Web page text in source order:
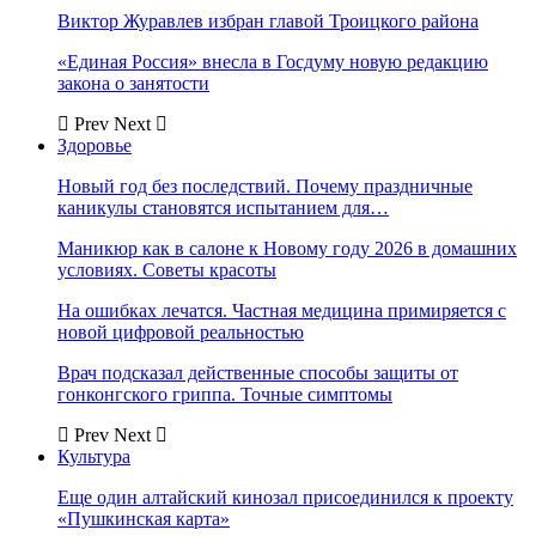
Виктор Журавлев избран главой Троицкого района
«Единая Россия» внесла в Госдуму новую редакцию
закона о занятости
Prev Next
Здоровье
Новый год без последствий. Почему праздничные
каникулы становятся испытанием для…
Маникюр как в салоне к Новому году 2026 в домашних
условиях. Советы красоты
На ошибках лечатся. Частная медицина примиряется с
новой цифровой реальностью
Врач подсказал действенные способы защиты от
гонконгского гриппа. Точные симптомы
Prev Next
Культура
Еще один алтайский кинозал присоединился к проекту
«Пушкинская карта»